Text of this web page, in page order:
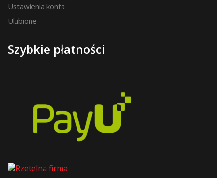
Ustawienia konta
Ulubione
Szybkie płatności